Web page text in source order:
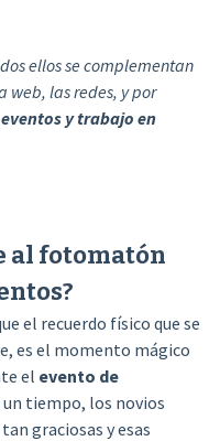
ellos se complementan
las redes, y por
y trabajo en
al fotomatón
el recuerdo físico que se
es el momento mágico
el evento de
tiempo, los novios
graciosas y esas